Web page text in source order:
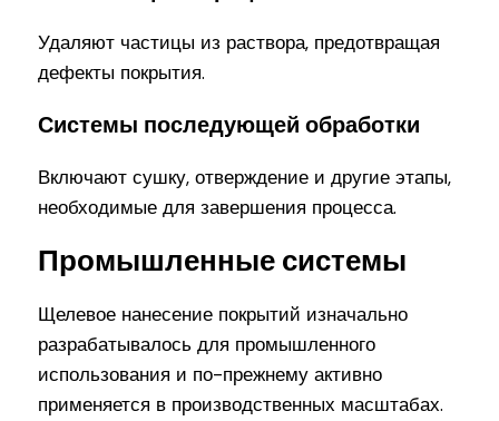
Удаляют частицы из раствора, предотвращая
дефекты покрытия.
Системы последующей обработки
Включают сушку, отверждение и другие этапы,
необходимые для завершения процесса.
Промышленные системы
Щелевое нанесение покрытий изначально
разрабатывалось для промышленного
использования и по-прежнему активно
применяется в производственных масштабах.